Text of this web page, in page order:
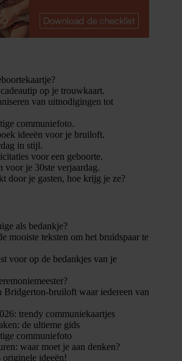
op je trouwkaart.
van uitnodigingen tot
communiefoto.
ideeën voor je bruiloft.
in stijl.
voor een geboorte.
voor je 30ste verjaardag.
door je gasten, hoe krijg je ze?
als bedankje?
mooiste teksten om het bruidspaar te
voor op de bedankjes van je
Bridgerton-bruiloft waar iedereen van
trendy communiekaartjes
de ultieme gids
communiefoto
waar moet je aan denken?
originele ideeën!